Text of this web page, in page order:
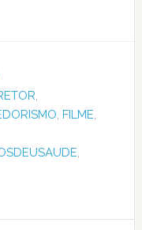
,
, FILME,
,